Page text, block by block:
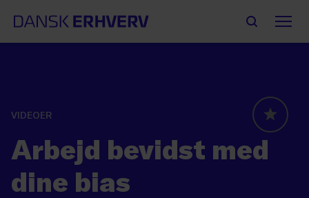
VIDEOER
Arbejd bevidst med
dine bias